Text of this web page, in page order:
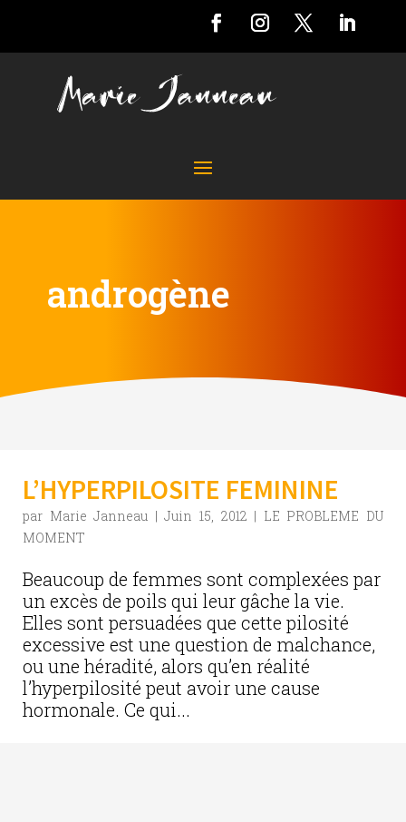
androgène
L’HYPERPILOSITE FEMININE
par Marie Janneau |Juin 15, 2012 | LE PROBLEME DU
MOMENT
Beaucoup de femmes sont complexées par
un excès de poils qui leur gâche la vie.
Elles sont persuadées que cette pilosité
excessive est une question de malchance,
ou une héradité, alors qu’en réalité
l’hyperpilosité peut avoir une cause
hormonale. Ce qui...